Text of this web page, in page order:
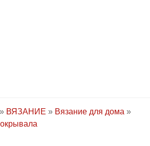
» ВЯЗАНИЕ » Вязание для дома »